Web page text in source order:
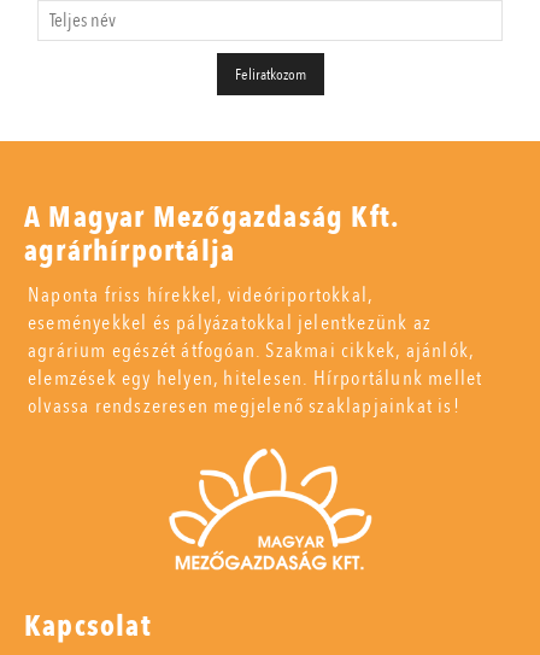
A Magyar Mezőgazdaság Kft.
agrárhírportálja
Naponta friss hírekkel, videóriportokkal,
eseményekkel és pályázatokkal jelentkezünk az
agrárium egészét átfogóan. Szakmai cikkek, ajánlók,
elemzések egy helyen, hitelesen. Hírportálunk mellet
olvassa rendszeresen megjelenő szaklapjainkat is!
Kapcsolat